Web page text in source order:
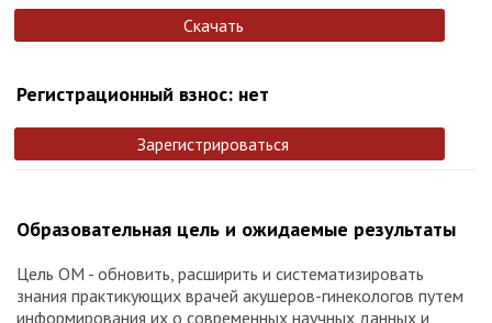
Скачать
Регистрационный взнос: нет
Зарегистрироваться
Образовательная цель и ожидаемые результаты
Цель ОМ - обновить, расширить и систематизировать
знания практикующих врачей акушеров-гинекологов путем
информирования их о современных научных данных и